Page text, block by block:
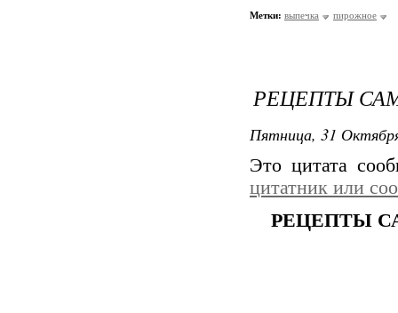
Метки: выпечка пирожное
РЕЦЕПТЫ
Пятница, 31
Это цитата
цитатник или
РЕЦЕПТЫ